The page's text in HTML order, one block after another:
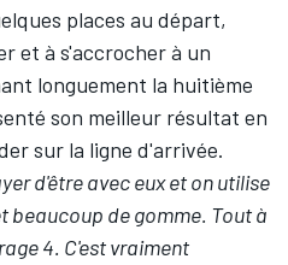
places au départ,
et à s'accrocher à un
longuement la huitième
son meilleur résultat en
sur la ligne d'arrivée.
d'être avec eux et on utilise
beaucoup de gomme. Tout à
4. C'est vraiment